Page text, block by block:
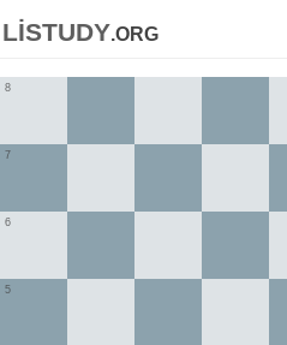
listudy.org
5
6
7
8